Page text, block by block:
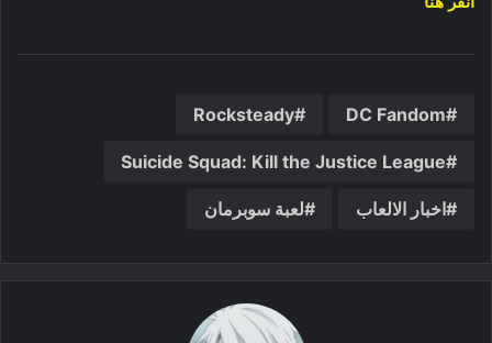
DC Fandom
Rocksteady
Suicide Squad: Kill the Justice League
اخبار الالعاب لعبة سوبرمان